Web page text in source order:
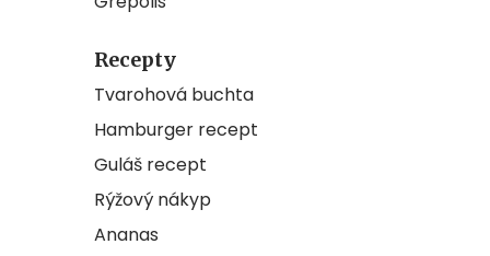
Recepty
Tvarohová buchta
Hamburger recept
Guláš recept
Rýžový nákyp
Ananas